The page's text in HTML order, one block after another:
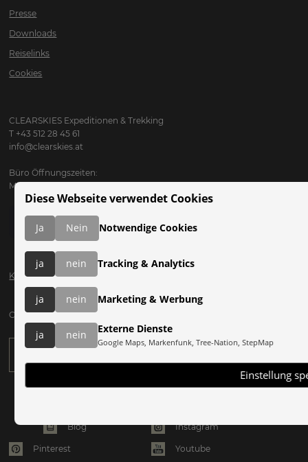
Presse
Downloads
Reiselinks
Cookies
CLEARSKIES Expeditionen & Trekking
T +43 512 28 45 61
info@clearskies.at
Büro Öffnungszeiten:
Mo bis Fr: 09:00 - 17:00
Katalog anfordern
Clearskies Newsletter anfordern:
Blog Instagram
Pinterest
Youtube
Diese Webseite verwendet Cookies
Ja Nein Notwendige Cookies
ja nein Tracking & Analytics
ja nein Marketing & Werbung
ja nein
Externe Dienste
Google Maps, Markenfunk, Tree-Nation, StepMap
Einstellung